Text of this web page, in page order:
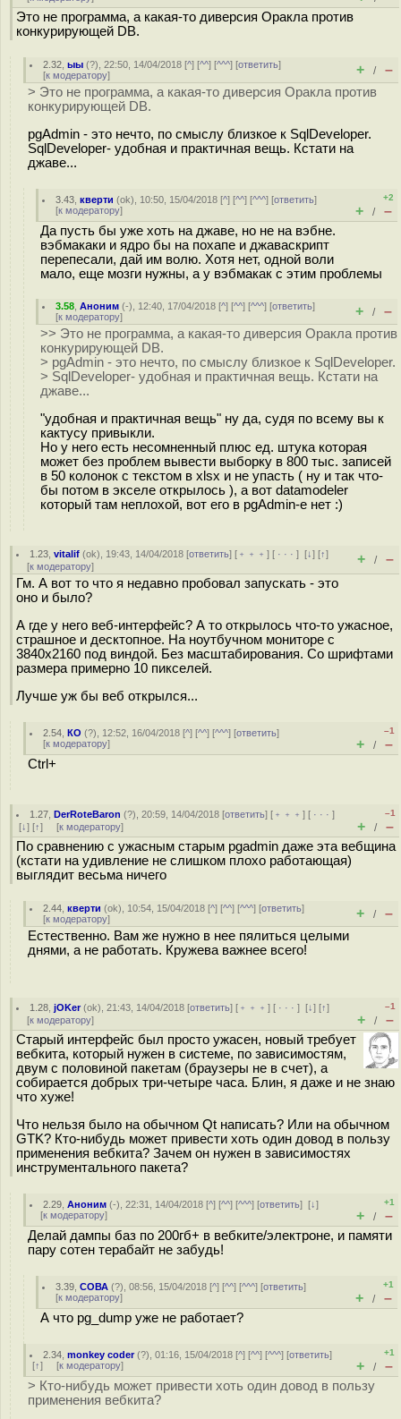
Это не программа, а какая-то диверсия Оракла против
конкурирующей DB.
2.32 ,ыы (?), 22:50, 14/04/2018 [^] [^^] [^^^] [ответить]
[к модератору] + / –
> Это не программа, а какая-то диверсия Оракла против
конкурирующей DB.
pgAdmin - это нечто, по смыслу близкое к SqlDeveloper.
SqlDeveloper- удобная и практичная вещь. Кстати на
джаве...
3.43 ,кверти (ok), 10:50, 15/04/2018 [^] [^^] [^^^] [ответить]
[к модератору]
+2
+ / –
Да пусть бы уже хоть на джаве, но не на вэбне.
вэбмакаки и ядро бы на похапе и джаваскрипт
перепесали, дай им волю. Хотя нет, одной воли
мало, еще мозги нужны, а у вэбмакак с этим проблемы
3.58 ,Аноним (-), 12:40, 17/04/2018 [^] [^^] [^^^] [ответить]
[к модератору] + / –
>> Это не программа, а какая-то диверсия Оракла против
конкурирующей DB.
> pgAdmin - это нечто, по смыслу близкое к SqlDeveloper.
> SqlDeveloper- удобная и практичная вещь. Кстати на
джаве...
"удобная и практичная вещь" ну да, судя по всему вы к
кактусу привыкли.
Но у него есть несомненный плюс ед. штука которая
может без проблем вывести выборку в 800 тыс. записей
в 50 колонок с текстом в xlsx и не упасть ( ну и так что-
бы потом в экселе открылось ), а вот datamodeler
который там неплохой, вот его в pgAdmin-е нет :)
1.23 ,vitalif (ok), 19:43, 14/04/2018 [ответить] [ ﹢﹢﹢] [ · · ·][↓] [↑]
[к модератору] + / –
Гм. А вот то что я недавно пробовал запускать - это
оно и было?
А где у него веб-интерфейс? А то открылось что-то ужасное,
страшное и десктопное. На ноутбучном мониторе с
3840x2160 под виндой. Без масштабирования. Со шрифтами
размера примерно 10 пикселей.
Лучше уж бы веб открылся...
2.54 ,КО (?), 12:52, 16/04/2018 [^] [^^] [^^^] [ответить]
[к модератору]
–1
+ / –
Ctrl+
1.27 ,DerRoteBaron (?), 20:59, 14/04/2018 [ответить] [ ﹢﹢﹢] [ · · ·]
[↓] [↑] [к модератору]
–1
+ / –
По сравнению с ужасным старым pgadmin даже эта вебщина
(кстати на удивление не слишком плохо работающая)
выглядит весьма ничего
2.44 ,кверти (ok), 10:54, 15/04/2018 [^] [^^] [^^^] [ответить]
[к модератору] + / –
Естественно. Вам же нужно в нее пялиться целыми
днями, а не работать. Кружева важнее всего!
1.28 ,jOKer(ok), 21:43, 14/04/2018 [ответить] [ ﹢﹢﹢] [ · · ·][↓] [↑]
[к модератору]
–1
+ / –
Старый интерфейс был просто ужасен, новый требует
вебкита, который нужен в системе, по зависимостям,
двум с половиной пакетам (браузеры не в счет), а
собирается добрых три-четыре часа. Блин, я даже и не знаю
что хуже!
Что нельзя было на обычном Qt написать? Или на обычном
GTK? Кто-нибудь может привести хоть один довод в пользу
применения вебкита? Зачем он нужен в зависимостях
инструментального пакета?
2.29 ,Аноним (-), 22:31, 14/04/2018 [^] [^^] [^^^] [ответить][↓]
[к модератору]
+1
+ / –
Делай дампы баз по 200гб+ в вебките/электроне, и памяти
пару сотен терабайт не забудь!
3.39 ,СОВА (?), 08:56, 15/04/2018 [^] [^^] [^^^] [ответить]
[к модератору]
+1
+ / –
А что pg_dump уже не работает?
2.34 ,monkey coder(?), 01:16, 15/04/2018 [^] [^^] [^^^] [ответить]
[↑] [к модератору]
+1
+ / –
> Кто-нибудь может привести хоть один довод в пользу
применения вебкита?